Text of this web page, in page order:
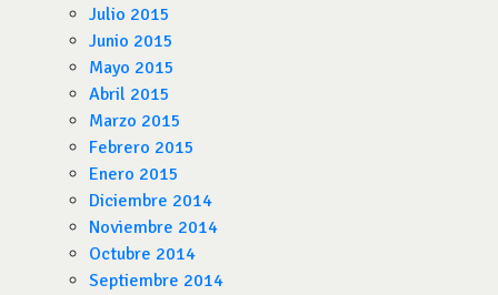
Julio 2015
Junio 2015
Mayo 2015
Abril 2015
Marzo 2015
Febrero 2015
Enero 2015
Diciembre 2014
Noviembre 2014
Octubre 2014
Septiembre 2014